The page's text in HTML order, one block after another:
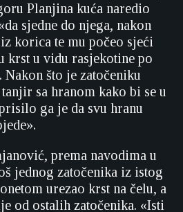
Planjina kuća naredio
sjedne do njega, nakon
korica te mu počeo sjeći
krst u vidu rasjekotine po
što je zatočeniku
sa hranom kako bi se u
ga je da svu hranu
prema navodima u
jednog zatočenika iz istog
urezao krst na čelu, a
od ostalih zatočenika. «Isti